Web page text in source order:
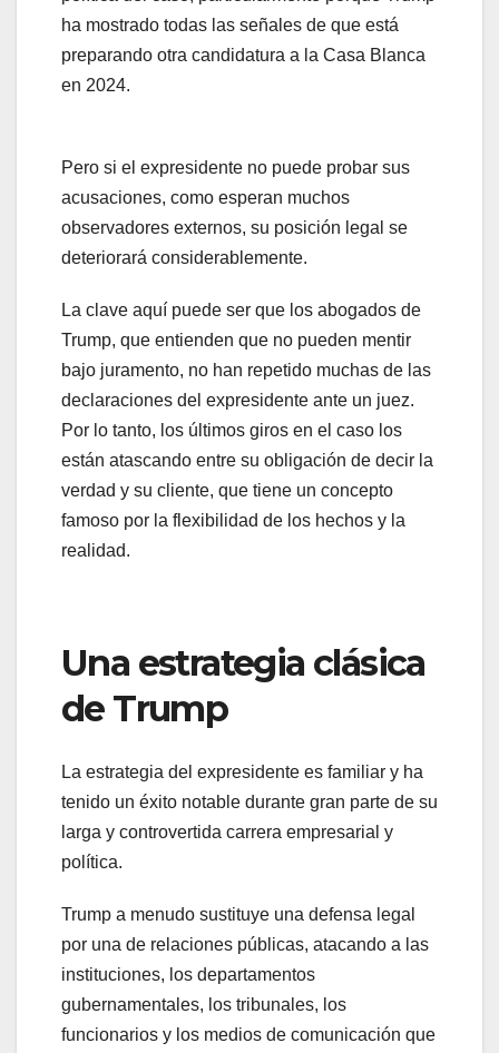
ha mostrado todas las señales de que está
preparando otra candidatura a la Casa Blanca
en 2024.
Pero si el expresidente no puede probar sus
acusaciones, como esperan muchos
observadores externos, su posición legal se
deteriorará considerablemente.
La clave aquí puede ser que los abogados de
Trump, que entienden que no pueden mentir
bajo juramento, no han repetido muchas de las
declaraciones del expresidente ante un juez.
Por lo tanto, los últimos giros en el caso los
están atascando entre su obligación de decir la
verdad y su cliente, que tiene un concepto
famoso por la flexibilidad de los hechos y la
realidad.
Una estrategia clásica
de Trump
La estrategia del expresidente es familiar y ha
tenido un éxito notable durante gran parte de su
larga y controvertida carrera empresarial y
política.
Trump a menudo sustituye una defensa legal
por una de relaciones públicas, atacando a las
instituciones, los departamentos
gubernamentales, los tribunales, los
funcionarios y los medios de comunicación que